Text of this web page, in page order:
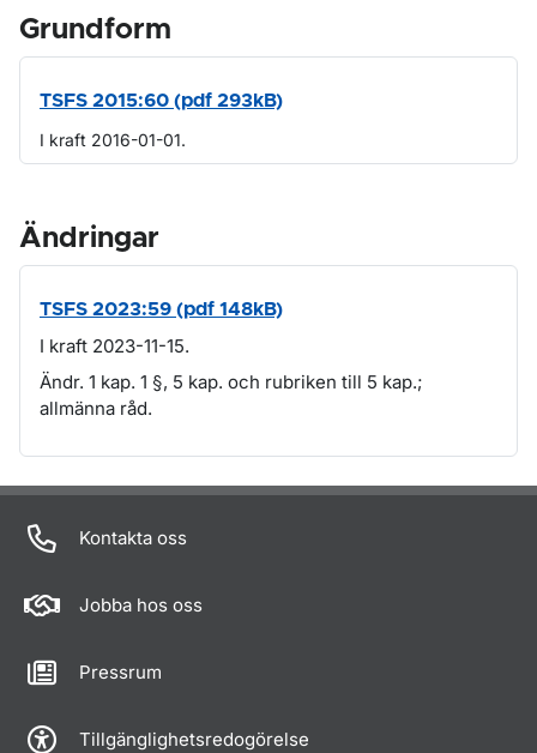
Grundform
TSFS 2015:60 (pdf 293kB)
I kraft 2016-01-01.
Ändringar
TSFS 2023:59 (pdf 148kB)
I kraft 2023-11-15.
Ändr. 1 kap. 1 §, 5 kap. och rubriken till 5 kap.;
allmänna råd.
Om sidan
Kontakta oss
Jobba hos oss
Pressrum
Tillgänglighetsredogörelse